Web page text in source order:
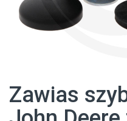
Zawias